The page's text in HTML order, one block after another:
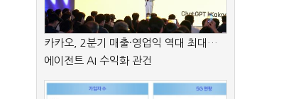
카카오, 2분기 매출·영업익 역대 최대…
에이전트 AI 수익화 관건